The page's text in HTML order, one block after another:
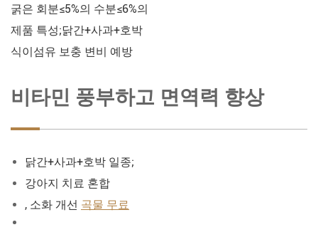
굵은 회분≤5%의 수분≤6%의
제품 특성;닭간+사과+호박
식이섬유 보충 변비 예방
비타민 풍부하고 면역력 향상
닭간+사과+호박 일종;
강아지 치료 혼합
, 소화 개선 곡물 무료